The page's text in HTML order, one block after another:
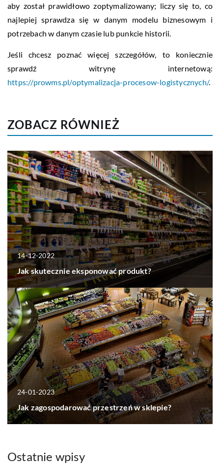
aby został prawidłowo zoptymalizowany; liczy się to, co
najlepiej sprawdza się w danym modelu biznesowym i
potrzebach w danym czasie lub punkcie historii.
Jeśli chcesz poznać więcej szczegółów, to koniecznie
sprawdź witrynę internetową:
https://prowms.pl/optymalizacja-procesow-logistycznych/.
ZOBACZ RÓWNIEŻ
14-12-2022
Jak skutecznie eksponować produkt?
24-01-2023
Jak zagospodarować przestrzeń w sklepie?
Ostatnie wpisy